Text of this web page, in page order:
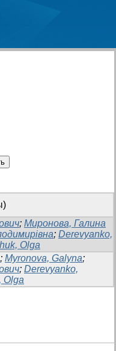
; Миронова, Галина
; Derevyanko,
Olga
; Myronova, Galyna;
; Derevyanko,
Olga